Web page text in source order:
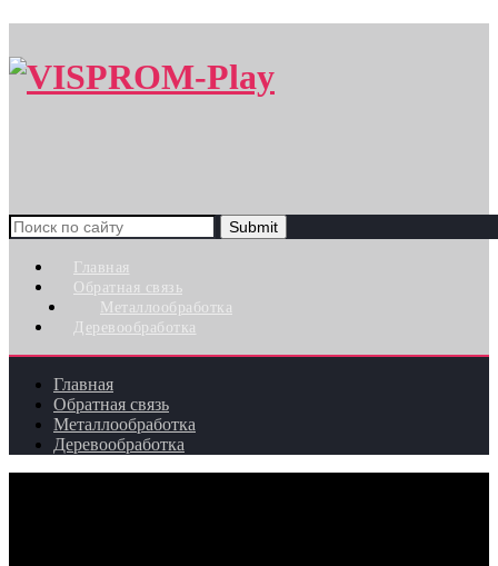
Search
for:
Главная
Обратная связь
Металлообработка
Деревообработка
Главная
Обратная связь
Металлообработка
Деревообработка